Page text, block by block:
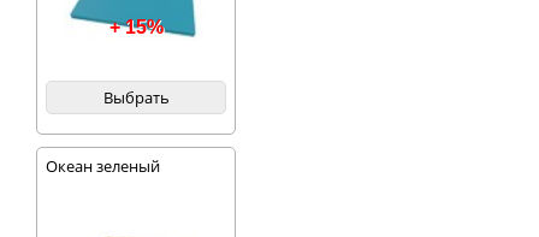
+ 15%
Выбрать
Океан зеленый